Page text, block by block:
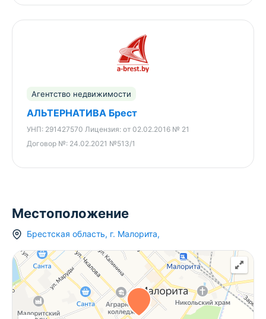
Агентство недвижимости
АЛЬТЕРНАТИВА Брест
УНП: 291427570 Лицензия: от 02.02.2016 № 21
Договор №: 24.02.2021 №513/1
Местоположение
Брестская область, г. Малорита,